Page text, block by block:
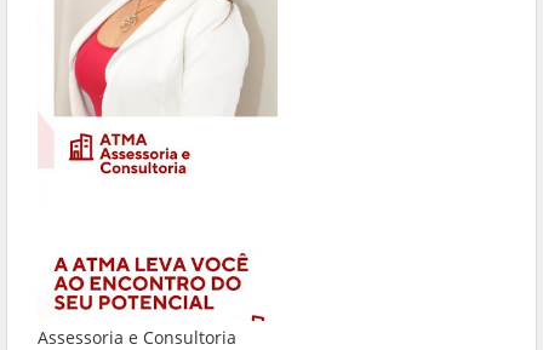
Assessoria e Consultoria